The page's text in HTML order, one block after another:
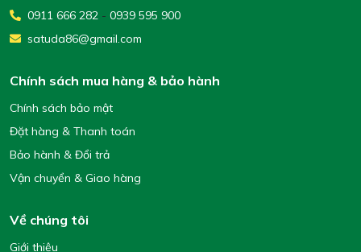
0911 666 282 - 0939 595 900
satuda86@gmail.com
Chính sách mua hàng & bảo hành
Chính sách bảo mật
Đặt hàng & Thanh toán
Bảo hành & Đổi trả
Vận chuyển & Giao hàng
Về chúng tôi
Giới thiệu